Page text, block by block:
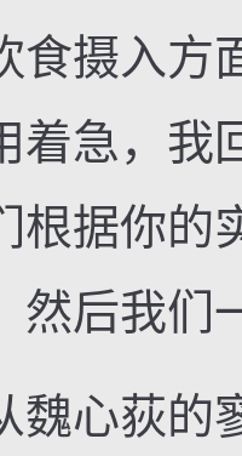
食摄入方
着急，我
根据你的
然后我们
心荻的